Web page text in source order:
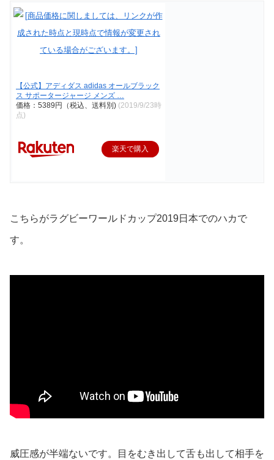
【公式】アディダス adidas オールブラック
ス サポータージャージ メンズ …
価格：5389円（税込、送料別) (2019/9/23時
点)
楽天で購入
こちらがラグビーワールドカップ2019日本でのハカで
す。
威圧感が半端ないです。目をむき出して舌も出して相手を